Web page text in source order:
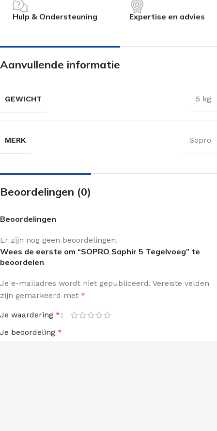
Hulp & Ondersteuning Expertise en advies
Aanvullende informatie
GEWICHT 5 kg
MERK Sopro
Beoordelingen (0)
Beoordelingen
Er zijn nog geen beoordelingen.
Wees de eerste om “SOPRO Saphir 5 Tegelvoeg” te
beoordelen
Je e-mailadres wordt niet gepubliceerd. Vereiste velden
zijn gemarkeerd met *
Je waardering *
Je beoordeling *